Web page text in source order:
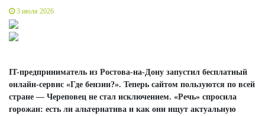
3 июля 2026
IT-предприниматель из Ростова-на-Дону запустил бесплатный
онлайн-сервис «Где бензин?». Теперь сайтом пользуются по всей
стране — Череповец не стал исключением. «Речь» спросила
горожан: есть ли альтернатива и как они ищут актуальную